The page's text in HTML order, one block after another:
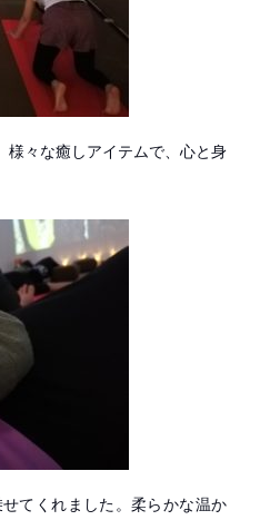
様々な癒しアイテムで、心と身
てくれました。柔らかな温か